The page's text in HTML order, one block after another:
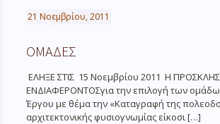
21 Νοεμβρίου, 2011
ΟΜΑΔΕΣ
ΕΛΗΞΕ ΣΤΙΣ 15 Νοεμβρίου 2011 Η
ΕΝΔΙΑΦΕΡΟΝΤΟΣγια την επιλογή των
Έργου με θέμα την «Καταγραφή της
αρχιτεκτονικής φυσιογνωμίας είκοσι[…]